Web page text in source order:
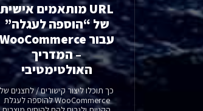
URL מותאמים אישית
של “הוספה לעגלה”
עבור WooCommerce
– המדריך
האולטימטיבי
כך תוכלו ליצור קישורים / לחצנים של
WooCommerce להוספה לעגלת